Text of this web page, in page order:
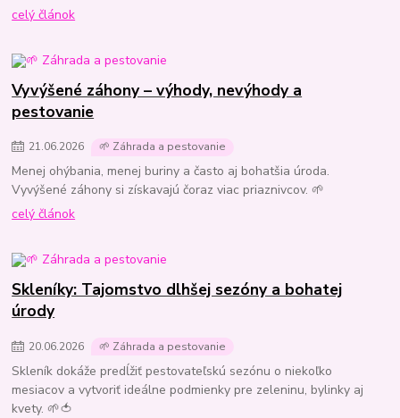
celý článok
Vyvýšené záhony – výhody, nevýhody a
pestovanie
21.06.2026 🌱 Záhrada a pestovanie
Menej ohýbania, menej buriny a často aj bohatšia úroda.
Vyvýšené záhony si získavajú čoraz viac priaznivcov. 🌱
celý článok
Skleníky: Tajomstvo dlhšej sezóny a bohatej
úrody
20.06.2026 🌱 Záhrada a pestovanie
Skleník dokáže predĺžiť pestovateľskú sezónu o niekoľko
mesiacov a vytvoriť ideálne podmienky pre zeleninu, bylinky aj
kvety. 🌱🍅